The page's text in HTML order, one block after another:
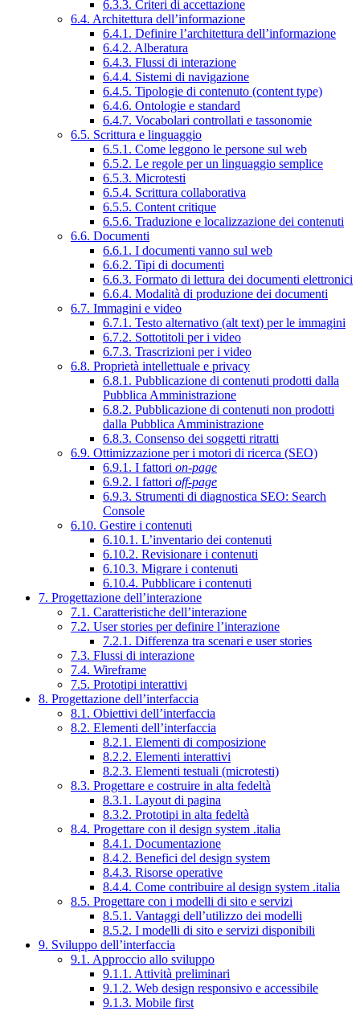
6.3.3. Criteri di accettazione
6.4. Architettura dell’informazione
6.4.1. Definire l’architettura dell’informazione
6.4.2. Alberatura
6.4.3. Flussi di interazione
6.4.4. Sistemi di navigazione
6.4.5. Tipologie di contenuto (content type)
6.4.6. Ontologie e standard
6.4.7. Vocabolari controllati e tassonomie
6.5. Scrittura e linguaggio
6.5.1. Come leggono le persone sul web
6.5.2. Le regole per un linguaggio semplice
6.5.3. Microtesti
6.5.4. Scrittura collaborativa
6.5.5. Content critique
6.5.6. Traduzione e localizzazione dei contenuti
6.6. Documenti
6.6.1. I documenti vanno sul web
6.6.2. Tipi di documenti
6.6.3. Formato di lettura dei documenti elettronici
6.6.4. Modalità di produzione dei documenti
6.7. Immagini e video
6.7.1. Testo alternativo (alt text) per le immagini
6.7.2. Sottotitoli per i video
6.7.3. Trascrizioni per i video
6.8. Proprietà intellettuale e privacy
6.8.1. Pubblicazione di contenuti prodotti dalla
Pubblica Amministrazione
6.8.2. Pubblicazione di contenuti non prodotti
dalla Pubblica Amministrazione
6.8.3. Consenso dei soggetti ritratti
6.9. Ottimizzazione per i motori di ricerca (SEO)
6.9.1. I fattori on-page
6.9.2. I fattori off-page
6.9.3. Strumenti di diagnostica SEO: Search
Console
6.10. Gestire i contenuti
6.10.1. L’inventario dei contenuti
6.10.2. Revisionare i contenuti
6.10.3. Migrare i contenuti
6.10.4. Pubblicare i contenuti
7. Progettazione dell’interazione
7.1. Caratteristiche dell’interazione
7.2. User stories per definire l’interazione
7.2.1. Differenza tra scenari e user stories
7.3. Flussi di interazione
7.4. Wireframe
7.5. Prototipi interattivi
8. Progettazione dell’interfaccia
8.1. Obiettivi dell’interfaccia
8.2. Elementi dell’interfaccia
8.2.1. Elementi di composizione
8.2.2. Elementi interattivi
8.2.3. Elementi testuali (microtesti)
8.3. Progettare e costruire in alta fedeltà
8.3.1. Layout di pagina
8.3.2. Prototipi in alta fedeltà
8.4. Progettare con il design system .italia
8.4.1. Documentazione
8.4.2. Benefici del design system
8.4.3. Risorse operative
8.4.4. Come contribuire al design system .italia
8.5. Progettare con i modelli di sito e servizi
8.5.1. Vantaggi dell’utilizzo dei modelli
8.5.2. I modelli di sito e servizi disponibili
9. Sviluppo dell’interfaccia
9.1. Approccio allo sviluppo
9.1.1. Attività preliminari
9.1.2. Web design responsivo e accessibile
9.1.3. Mobile first